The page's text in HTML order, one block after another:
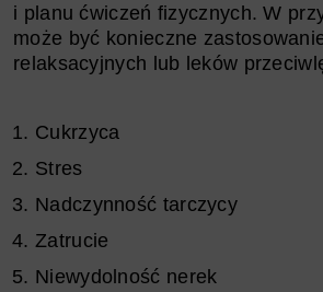
i planu ćwiczeń fizycznych. W
może być konieczne
relaksacyjnych lub leków
Cukrzyca
Stres
Nadczynność tarczycy
Zatrucie
Niewydolność nerek